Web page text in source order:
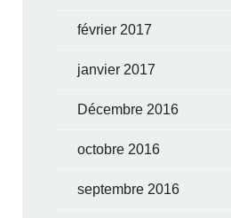
février 2017
janvier 2017
Décembre 2016
octobre 2016
septembre 2016